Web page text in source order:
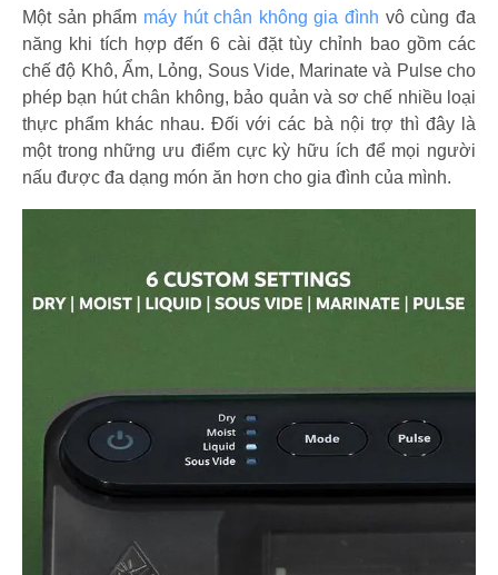
Một sản phẩm máy hút chân không gia đình vô cùng đa
năng khi tích hợp đến 6 cài đặt tùy chỉnh bao gồm các
chế độ Khô, Ẩm, Lỏng, Sous Vide, Marinate và Pulse cho
phép bạn hút chân không, bảo quản và sơ chế nhiều loại
thực phẩm khác nhau. Đối với các bà nội trợ thì đây là
một trong những ưu điểm cực kỳ hữu ích để mọi người
nấu được đa dạng món ăn hơn cho gia đình của mình.